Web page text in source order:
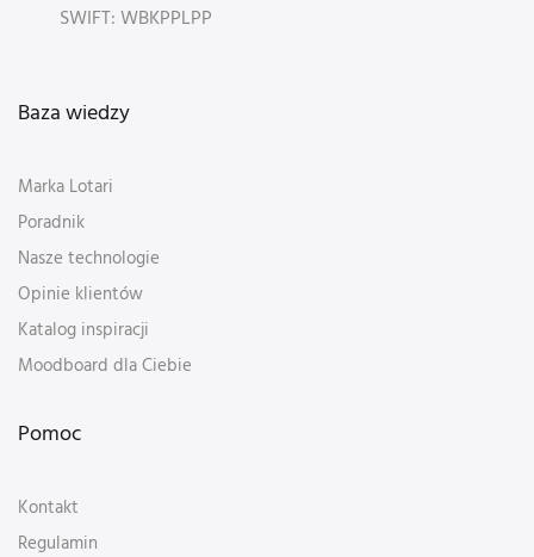
SWIFT: WBKPPLPP
Baza wiedzy
Marka Lotari
Poradnik
Nasze technologie
Opinie klientów
Katalog inspiracji
Moodboard dla Ciebie
Pomoc
Kontakt
Regulamin